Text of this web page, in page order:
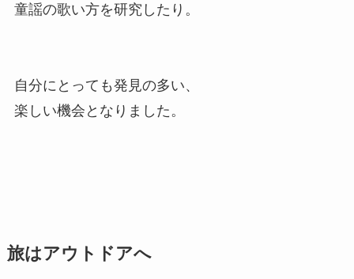
童謡の歌い方を研究したり。
自分にとっても発見の多い、
楽しい機会となりました。
旅はアウトドアへ